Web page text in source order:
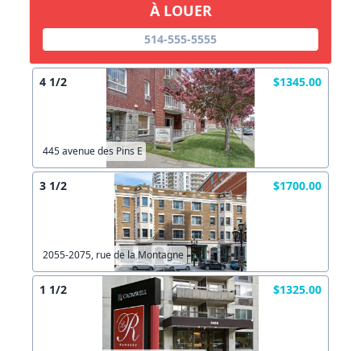
À LOUER
514-555-5555
4 1/2 $1345.00
445 avenue des Pins E
3 1/2 $1700.00
2055-2075, rue de la Montagne
1 1/2 $1325.00
X Fermer